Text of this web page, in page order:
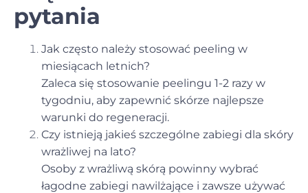
pytania
Jak często należy stosować peeling w
miesiącach letnich?
Zaleca się stosowanie peelingu 1-2 razy w
tygodniu, aby zapewnić skórze najlepsze
warunki do regeneracji.
Czy istnieją jakieś szczególne zabiegi dla skóry
wrażliwej na lato?
Osoby z wrażliwą skórą powinny wybrać
łagodne zabiegi nawilżające i zawsze używać